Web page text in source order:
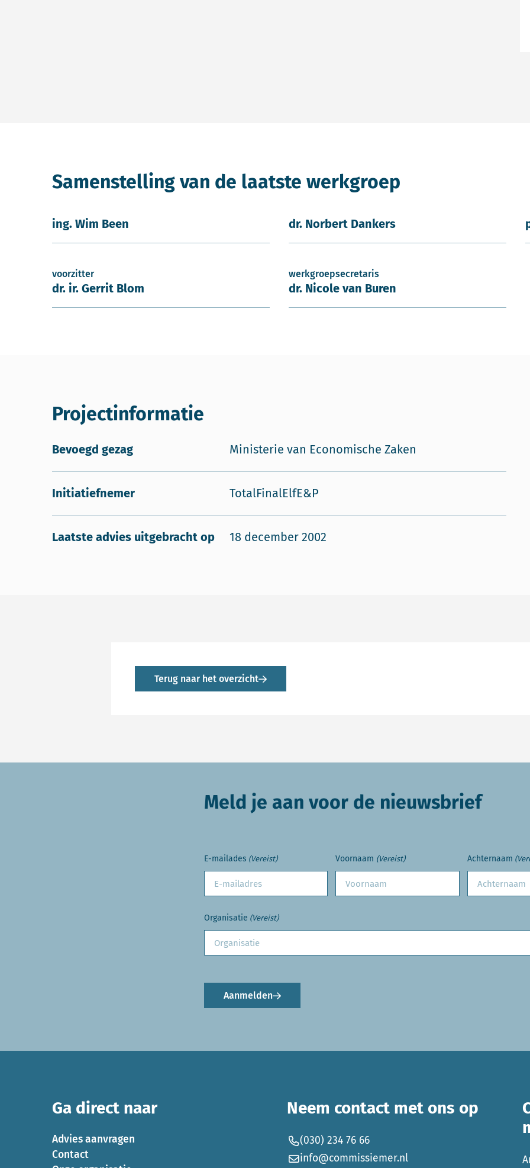
Samenstelling van de laatste werkgroep
ing. Wim Been dr. Norbert Dankers
voorzitter
dr. ir. Gerrit Blom
werkgroepsecretaris
dr. Nicole van Buren
Projectinformatie
Bevoegd gezag Ministerie van Economische Zaken
Initiatiefnemer TotalFinalElfE&P
Laatste advies uitgebracht op 18 december 2002
Terug naar het overzicht
Meld je aan voor de nieuwsbrief
E-mailades (Vereist) Voornaam (Vereist) Achternaam
Organisatie (Vereist)
Aanmelden
Ga direct naar
Advies aanvragen
Contact
Neem contact met ons op
(030) 234 76 66
info@commissiemer.nl